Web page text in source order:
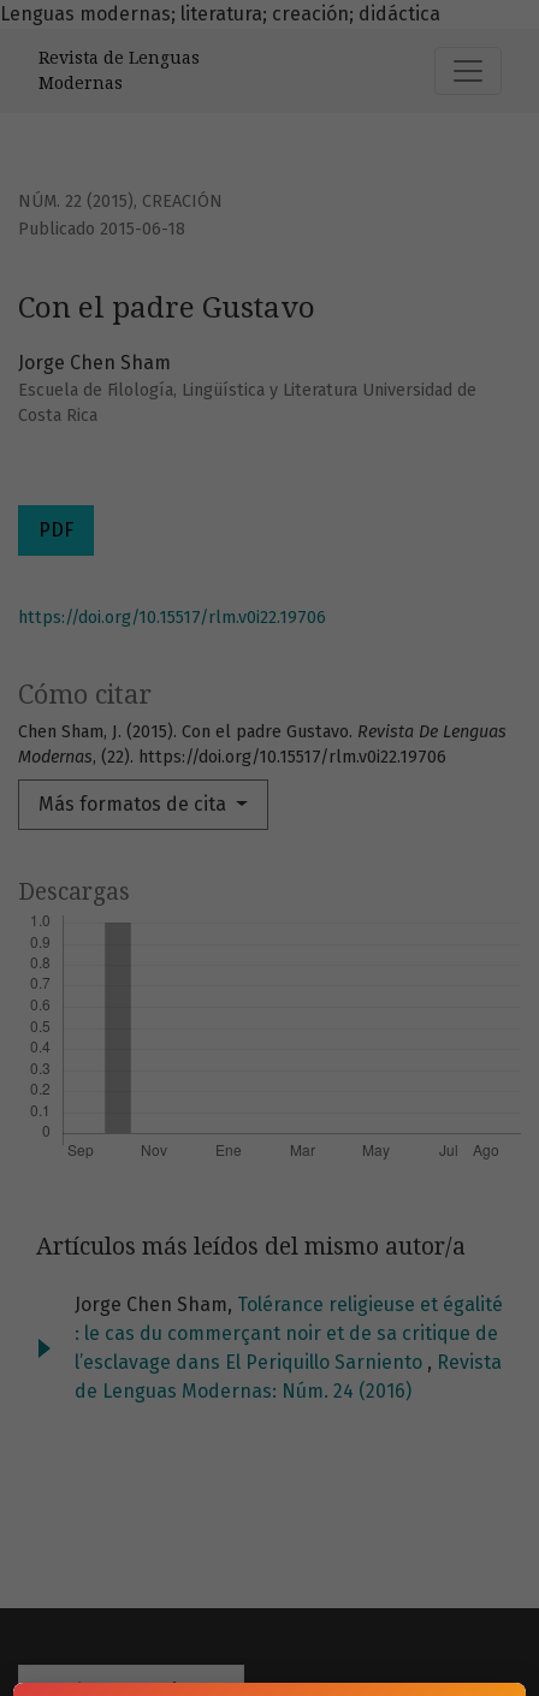
Lenguas modernas; literatura; creación; didáctica
Revista de Lenguas
Modernas
NÚM. 22 (2015), CREACIÓN
Con el padre Gustavo
Publicado 2015-06-18
Jorge Chen Sham
Escuela de Filología, Lingüística y Literatura Universidad de
Costa Rica
PDF
Cómo citar
Chen Sham, J. (2015). Con el padre Gustavo. Revista De Lenguas
Modernas, (22). https://doi.org/10.15517/rlm.v0i22.19706
Más formatos de cita
https://doi.org/10.15517/rlm.v0i22.19706
Descargas
Artículos más leídos del mismo autor/a
Jorge Chen Sham, Tolérance religieuse et égalité
: le cas du commerçant noir et de sa critique de
l’esclavage dans El Periquillo Sarniento , Revista
de Lenguas Modernas: Núm. 24 (2016)